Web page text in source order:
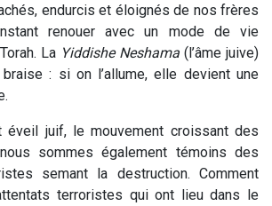
endurcis et éloignés de nos frères
renouer avec un mode de vie
La Yiddishe Neshama (l’âme juive)
: si on l’allume, elle devient une
éveil juif, le mouvement croissant des
sommes également témoins des
semant la destruction. Comment
terroristes qui ont lieu dans le